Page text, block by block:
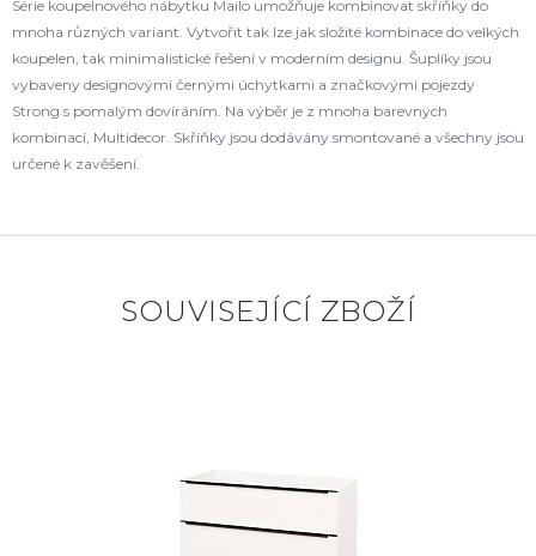
Série koupelnového nábytku Mailo umožňuje kombinovat skříňky do
mnoha různých variant. Vytvořit tak lze jak složité kombinace do velkých
koupelen, tak minimalistické řešení v moderním designu. Šuplíky jsou
vybaveny designovými černými úchytkami a značkovými pojezdy
Strong s pomalým dovíráním. Na výběr je z mnoha barevných
kombinací, Multidecor. Skříňky jsou dodávány smontované a všechny jsou
určené k zavěšení.
SOUVISEJÍCÍ ZBOŽÍ